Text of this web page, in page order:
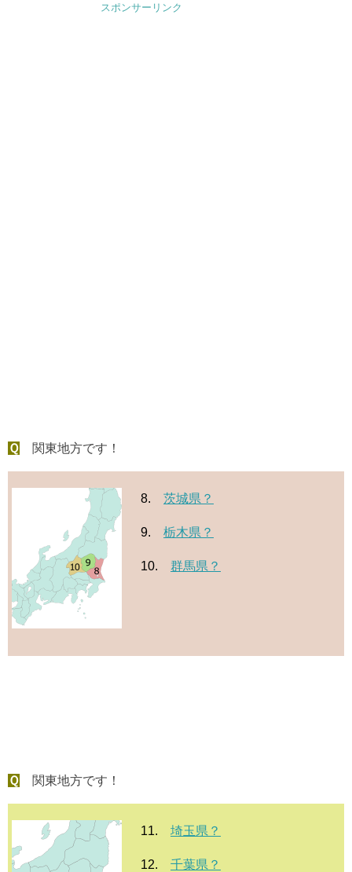
スポンサーリンク
Ｑ 関東地方です！
8. 茨城県？
9. 栃木県？
10. 群馬県？
Ｑ 関東地方です！
11. 埼玉県？
12. 千葉県？